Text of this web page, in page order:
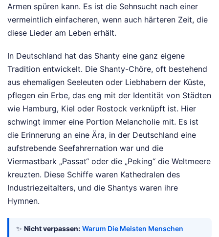
Armen spüren kann. Es ist die Sehnsucht nach einer
vermeintlich einfacheren, wenn auch härteren Zeit, die
diese Lieder am Leben erhält.
In Deutschland hat das Shanty eine ganz eigene
Tradition entwickelt. Die Shanty-Chöre, oft bestehend
aus ehemaligen Seeleuten oder Liebhabern der Küste,
pflegen ein Erbe, das eng mit der Identität von Städten
wie Hamburg, Kiel oder Rostock verknüpft ist. Hier
schwingt immer eine Portion Melancholie mit. Es ist
die Erinnerung an eine Ära, in der Deutschland eine
aufstrebende Seefahrernation war und die
Viermastbark „Passat“ oder die „Peking“ die Weltmeere
kreuzten. Diese Schiffe waren Kathedralen des
Industriezeitalters, und die Shantys waren ihre
Hymnen.
✨ Nicht verpassen: Warum Die Meisten Menschen